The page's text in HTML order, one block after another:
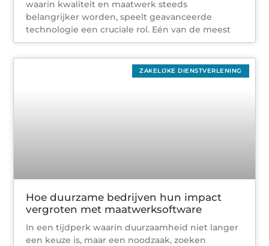
waarin kwaliteit en maatwerk steeds
belangrijker worden, speelt geavanceerde
technologie een cruciale rol. Eén van de meest
ZAKELIJKE DIENSTVERLENING
Hoe duurzame bedrijven hun impact
vergroten met maatwerksoftware
In een tijdperk waarin duurzaamheid niet langer
een keuze is, maar een noodzaak, zoeken